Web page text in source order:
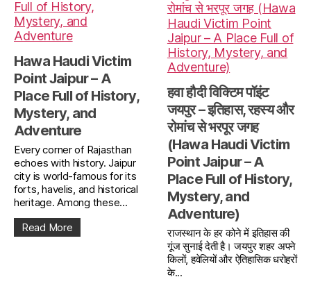
Hawa Haudi Victim
Point Jaipur – A
Place Full of History,
Mystery, and
Adventure
Every corner of Rajasthan
echoes with history. Jaipur
city is world-famous for its
forts, havelis, and historical
heritage. Among these...
Read More
हवा हौदी विक्टिम पॉइंट
जयपुर – इतिहास, रहस्य और
रोमांच से भरपूर जगह
(Hawa Haudi Victim
Point Jaipur – A
Place Full of History,
Mystery, and
Adventure)
राजस्थान के हर कोने में इतिहास की
गूंज सुनाई देती है। जयपुर शहर अपने
किलों, हवेलियों और ऐतिहासिक धरोहरों
के...